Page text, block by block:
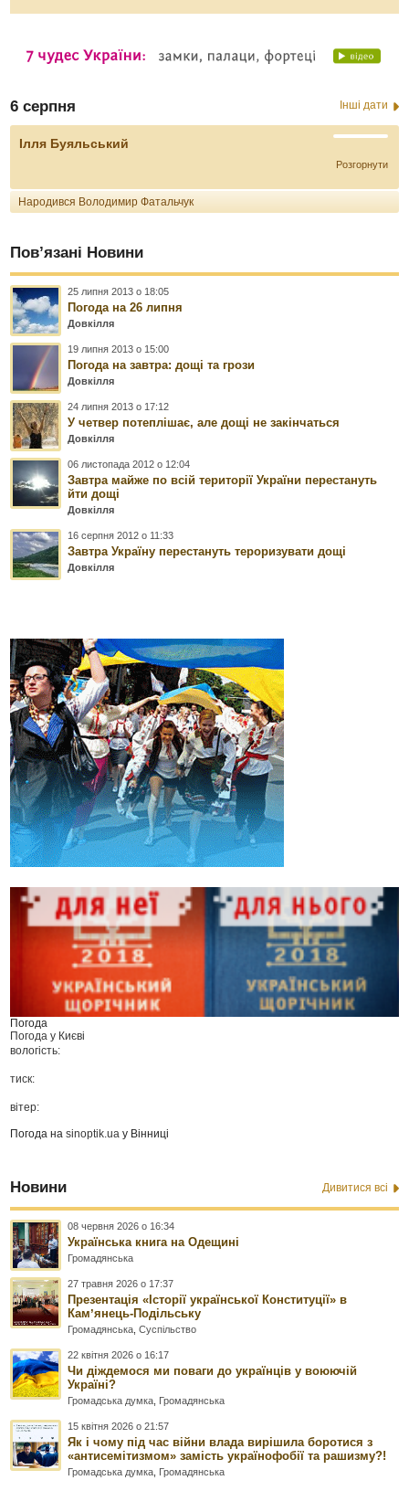
6 серпня Інші дати
Ілля Буяльський
Розгорнути
Народився Володимир Фатальчук
Пов’язані Новини
25 липня 2013 о 18:05
Погода на 26 липня
Довкілля
19 липня 2013 о 15:00
Погода на завтра: дощі та грози
Довкілля
24 липня 2013 о 17:12
У четвер потеплішає, але дощі не закінчаться
Довкілля
06 листопада 2012 о 12:04
Завтра майже по всій території України перестануть
йти дощі
Довкілля
16 серпня 2012 о 11:33
Завтра Україну перестануть тероризувати дощі
Довкілля
Погода
Погода у Києві
вологість:
тиск:
вітер:
Погода наsinoptik.ua у Вінниці
Новини Дивитися всі
08 червня 2026 о 16:34
Українська книга на Одещині
Громадянська
27 травня 2026 о 17:37
Презентація «Історії української Конституції» в
Камʼянець-Подільську
Громадянська ,Суспільство
22 квітня 2026 о 16:17
Чи діждемося ми поваги до українців у воюючій
Україні?
Громадська думка Громадянська
15 квітня 2026 о 21:57
Як і чому під час війни влада вирішила боротися з
«антисемітизмом» замість українофобії та рашизму?!
Громадська думка Громадянська